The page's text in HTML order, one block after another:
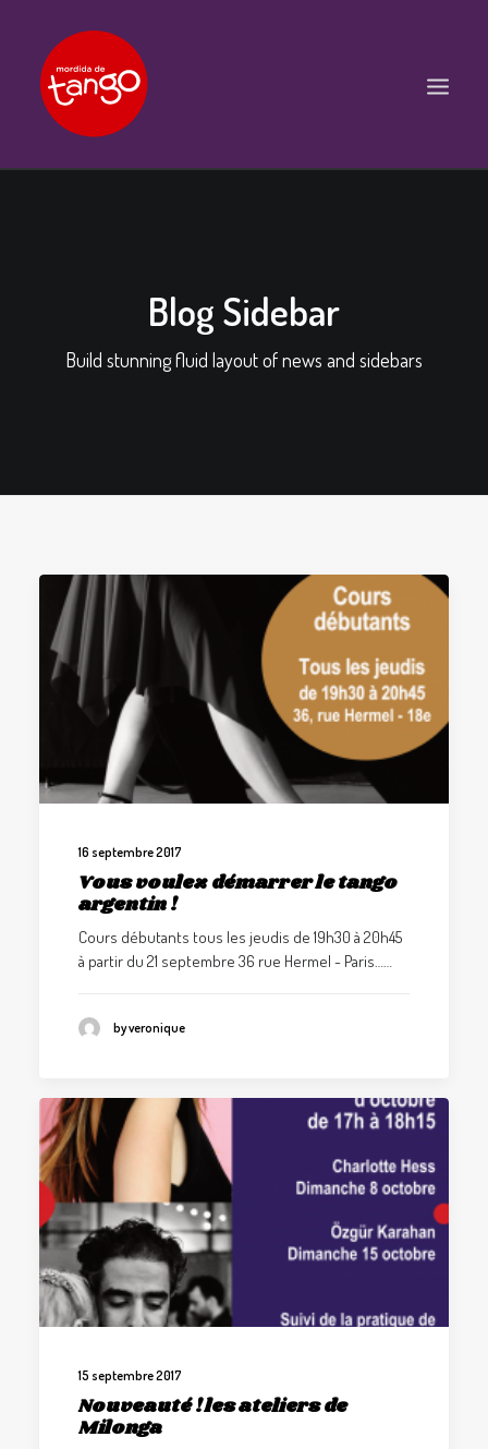
WORKSHOPS
FACEBOOK
YOUTUBE
RECHERCHE
Blog Sidebar
Build stunning fluid layout of news and sidebars
16 septembre 2017
Vous voulez démarrer le tango
argentin !
Cours débutants tous les jeudis de 19h30 à 20h45
à partir du 21 septembre 36 rue Hermel - Paris……
by veronique
15 septembre 2017
Nouveauté ! les ateliers de
Milonga